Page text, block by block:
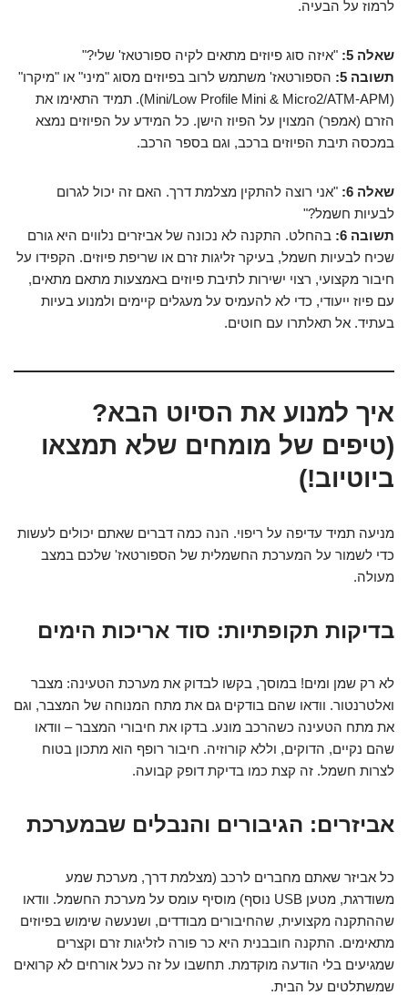
לרמוז על הבעיה.
שאלה 5:
"איזה סוג פיוזים מתאים לקיה ספורטאז' שלי?"
תשובה 5:
הספורטאז' משתמש לרוב בפיוזים מסוג "מיני" או "מיקרו"
(Mini/Low Profile Mini & Micro2/ATM-APM). תמיד התאימו את
הזרם (אמפר) המצוין על הפיוז הישן. כל המידע על הפיוזים נמצא
במכסה תיבת הפיוזים ברכב, וגם בספר הרכב.
שאלה 6:
"אני רוצה להתקין מצלמת דרך. האם זה יכול לגרום
לבעיות חשמל?"
תשובה 6:
בהחלט. התקנה לא נכונה של אביזרים נלווים היא גורם
שכיח לבעיות חשמל, בעיקר זליגות זרם או שריפת פיוזים. הקפידו על
חיבור מקצועי, רצוי ישירות לתיבת פיוזים באמצעות מתאם מתאים,
עם פיוז ייעודי, כדי לא להעמיס על מעגלים קיימים ולמנוע בעיות
בעתיד. אל תאלתרו עם חוטים.
איך למנוע את הסיוט הבא?
(טיפים של מומחים שלא תמצאו
ביוטיוב!)
מניעה תמיד עדיפה על ריפוי. הנה כמה דברים שאתם יכולים לעשות
כדי לשמור על המערכת החשמלית של הספורטאז' שלכם במצב
מעולה.
בדיקות תקופתיות: סוד אריכות הימים
לא רק שמן ומים! במוסך, בקשו לבדוק את מערכת הטעינה: מצבר
ואלטרנטור. וודאו שהם בודקים גם את מתח המנוחה של המצבר, וגם
את מתח הטעינה כשהרכב מונע. בדקו את חיבורי המצבר – וודאו
שהם נקיים, הדוקים, וללא קורוזיה. חיבור רופף הוא מתכון בטוח
לצרות חשמל. זה קצת כמו בדיקת דופק קבועה.
אביזרים: הגיבורים והנבלים שבמערכת
כל אביזר שאתם מחברים לרכב (מצלמת דרך, מערכת שמע
משודרגת, מטען USB נוסף) מוסיף עומס על מערכת החשמל. וודאו
שההתקנה מקצועית, שהחיבורים מבודדים, ושנעשה שימוש בפיוזים
מתאימים. התקנה חובבנית היא כר פורה לזליגות זרם וקצרים
שמגיעים בלי הודעה מוקדמת. תחשבו על זה כעל אורחים לא קרואים
שמשתלטים על הבית.